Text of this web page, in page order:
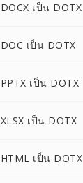
DOCX เป็น DOTX
DOC เป็น DOTX
PPTX เป็น DOTX
XLSX เป็น DOTX
HTML เป็น DOTX